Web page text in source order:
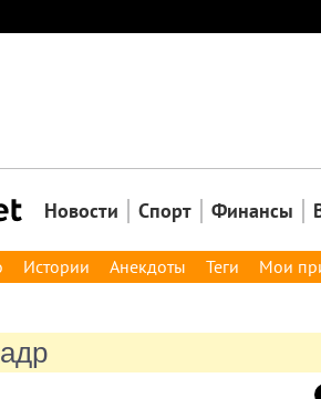
Новости Спорт Финансы
Истории Анекдоты Теги Мои